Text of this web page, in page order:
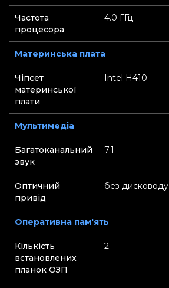
Частота
процесора
4.0 ГГц
Материнська плата
Чіпсет
материнської
плати
Intel H410
Мультимедіа
Багатоканальний
звук
7.1
Оптичний
привід
без дисководу
Оперативна пам'ять
Кількість
встановлених
планок ОЗП
2